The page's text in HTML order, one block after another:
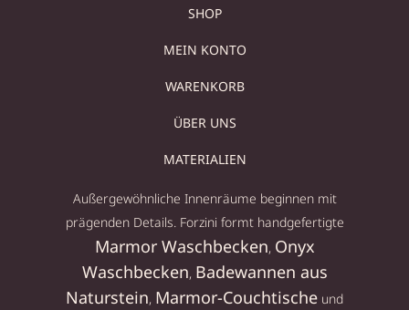
SHOP
MEIN KONTO
WARENKORB
ÜBER UNS
MATERIALIEN
Außergewöhnliche Innenräume beginnen mit
prägenden Details. Forzini formt handgefertigte
Marmor Waschbecken, Onyx
Waschbecken, Badewannen aus
Naturstein, Marmor-Couchtische und